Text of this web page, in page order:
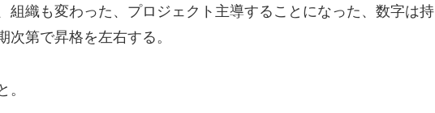
組織も変わった、プロジェクト主導することになった、数字は持
第で昇格を左右する。
。